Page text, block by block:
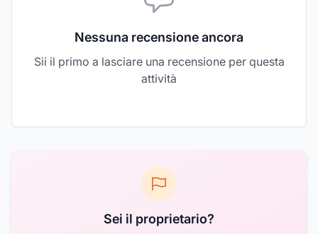
Nessuna recensione ancora
Sii il primo a lasciare una recensione per questa
attività
Sei il proprietario?